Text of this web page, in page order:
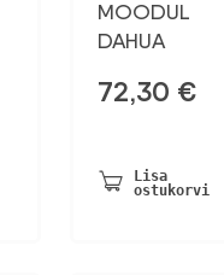
MOODUL
DAHUA
72,30 €
Lisa
ostukorvi